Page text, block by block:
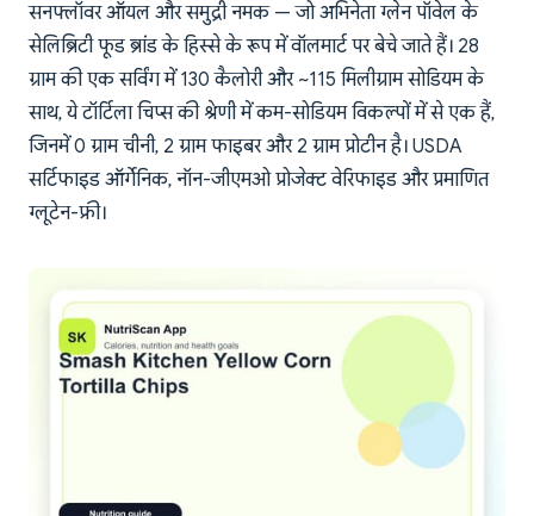
सनफ्लॉवर ऑयल और समुद्री नमक — जो अभिनेता ग्लेन पॉवेल के
सेलिब्रिटी फूड ब्रांड के हिस्से के रूप में वॉलमार्ट पर बेचे जाते हैं। 28
ग्राम की एक सर्विंग में 130 कैलोरी और ~115 मिलीग्राम सोडियम के
साथ, ये टॉर्टिला चिप्स की श्रेणी में कम-सोडियम विकल्पों में से एक हैं,
जिनमें 0 ग्राम चीनी, 2 ग्राम फाइबर और 2 ग्राम प्रोटीन है। USDA
सर्टिफाइड ऑर्गेनिक, नॉन-जीएमओ प्रोजेक्ट वेरिफाइड और प्रमाणित
ग्लूटेन-फ्री।